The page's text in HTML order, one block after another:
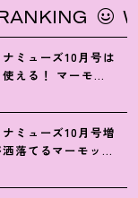
ミューズ10月号は
える ！ マーモッ
ミューズ10月号増
落てるマーモット